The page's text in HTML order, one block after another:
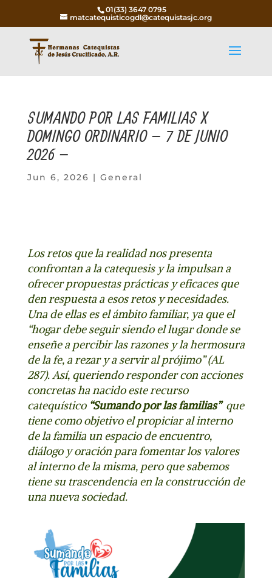
01(33) 3647 0795
matcatequisticogdl@catequistasjc.org
SUMANDO POR LAS FAMILIAS X
DOMINGO ORDINARIO – 7 DE JUNIO
2026 –
Jun 6, 2026 | General
Los retos que la realidad nos presenta
confrontan a la catequesis y la impulsan a
ofrecer propuestas prácticas y eficaces que
den respuesta a esos retos y necesidades.
Una de ellas es el ámbito familiar, ya que el
“hogar debe seguir siendo el lugar donde se
enseñe a percibir las razones y la hermosura
de la fe, a rezar y a servir al prójimo” (AL
287). Así, queriendo responder con acciones
concretas ha nacido este recurso
catequístico “Sumando por las familias” que
tiene como objetivo elpropiciar al interno
de la familia un espacio de encuentro,
diálogo y oración para fomentar los valores
al interno de la misma, pero que sabemos
tiene su trascendencia en la construcción de
una nueva sociedad.